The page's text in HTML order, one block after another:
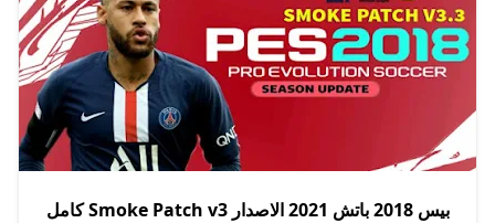
بيس 2018 باتش 2021 الاصدار Smoke Patch v3 كامل